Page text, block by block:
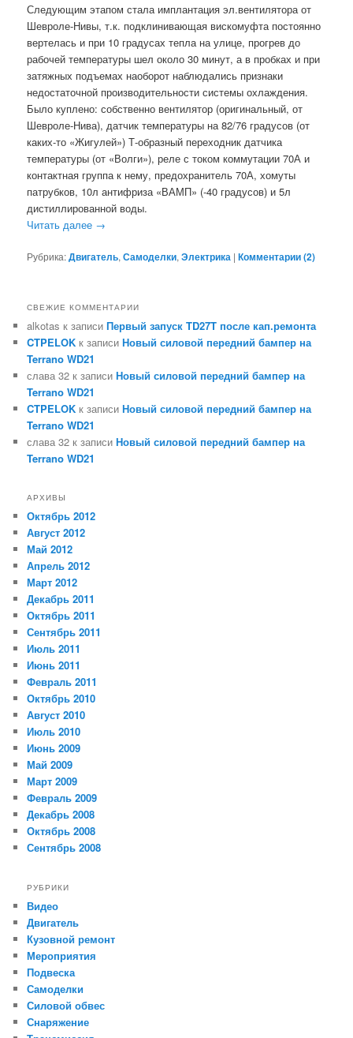
Следующим этапом стала имплантация эл.вентилятора от
Шевроле-Нивы, т.к. подклинивающая вискомуфта постоянно
вертелась и при 10 градусах тепла на улице, прогрев до
рабочей температуры шел около 30 минут, а в пробках и при
затяжных подъемах наоборот наблюдались признаки
недостаточной производительности системы охлаждения.
Было куплено: собственно вентилятор (оригинальный, от
Шевроле-Нива), датчик температуры на 82/76 градусов (от
каких-то «Жигулей») Т-образный переходник датчика
температуры (от «Волги»), реле с током коммутации 70А и
контактная группа к нему, предохранитель 70А, хомуты
патрубков, 10л антифриза «ВАМП» (-40 градусов) и 5л
дистиллированной воды.
Читать далее →
Рубрика:Двигатель,Самоделки,Электрика |Комментарии (2)
СВЕЖИЕ КОММЕНТАРИИ
alkotas к записиПервый запуск TD27T после кап.ремонта
CTPELOK к записиНовый силовой передний бампер на
Terrano WD21
слава 32 к записиНовый силовой передний бампер на
Terrano WD21
CTPELOK к записиНовый силовой передний бампер на
Terrano WD21
слава 32 к записиНовый силовой передний бампер на
Terrano WD21
АРХИВЫ
Октябрь 2012
Август 2012
Май 2012
Апрель 2012
Март 2012
Декабрь 2011
Октябрь 2011
Сентябрь 2011
Июль 2011
Июнь 2011
Февраль 2011
Октябрь 2010
Август 2010
Июль 2010
Июнь 2009
Май 2009
Март 2009
Февраль 2009
Декабрь 2008
Октябрь 2008
Сентябрь 2008
РУБРИКИ
Видео
Двигатель
Кузовной ремонт
Мероприятия
Подвеска
Самоделки
Силовой обвес
Снаряжение